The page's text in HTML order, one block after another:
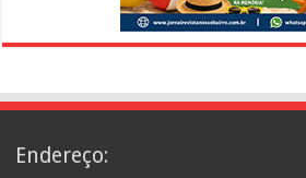
Endereço: